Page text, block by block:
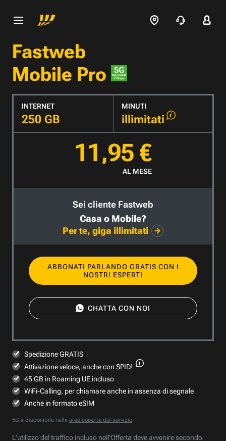
Fastweb
Mobile Pro
INTERNET
250 GB
MINUTI
illimitati
11,95 €
AL MESE
Sei cliente Fastweb
Casa o Mobile?
Per te, giga illimitati
ABBONATI PARLANDO GRATIS CON I
NOSTRI ESPERTI
CHATTA CON NOI
Spedizione GRATIS
Attivazione veloce, anche con SPID!
45 GB in Roaming UE incluso
WiFi-Calling, per chiamare anche in assenza di segnale
Anche in formato eSIM
5G è disponibile nelle aree coperte dal servizio.
L’utilizzo del traffico incluso nell’Offerta deve avvenire secondo